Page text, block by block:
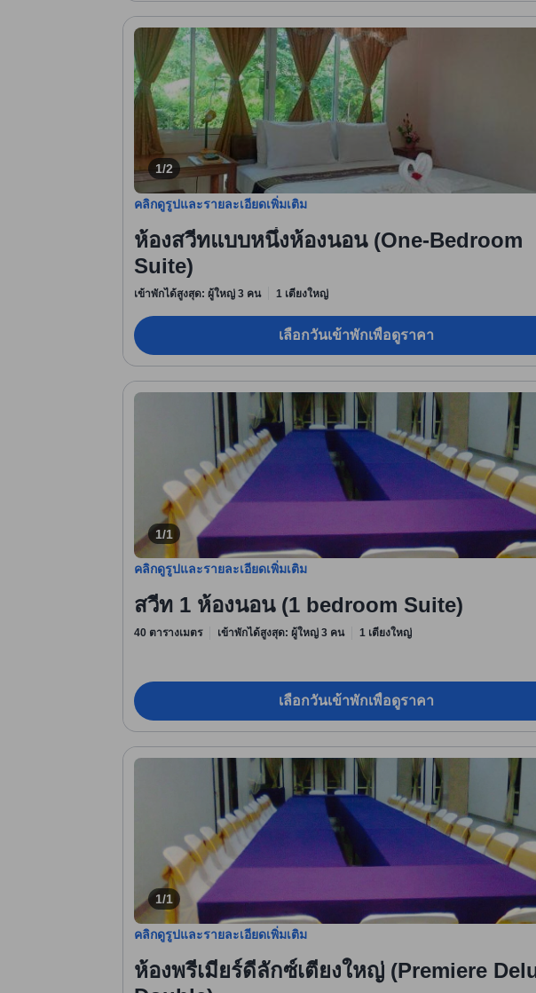
1/2
คลิกดูรูปและรายละเอียดเพิ่มเติม
ห้องสวีทแบบหนึ่งห้องนอน (One-Bedroom
Suite)
เข้าพักได้สูงสุด: ผู้ใหญ่ 3 คน 1 เตียงใหญ่
เลือกวันเข้าพักเพื่อดูราคา
1/1
คลิกดูรูปและรายละเอียดเพิ่มเติม
สวีท 1 ห้องนอน (1 bedroom Suite)
40 ตารางเมตร เข้าพักได้สูงสุด: ผู้ใหญ่ 3 คน 1 เตียงใหญ่
เลือกวันเข้าพักเพื่อดูราคา
1/1
คลิกดูรูปและรายละเอียดเพิ่มเติม
ห้องพรีเมียร์ดีลักซ์เตียงใหญ่ (Premiere